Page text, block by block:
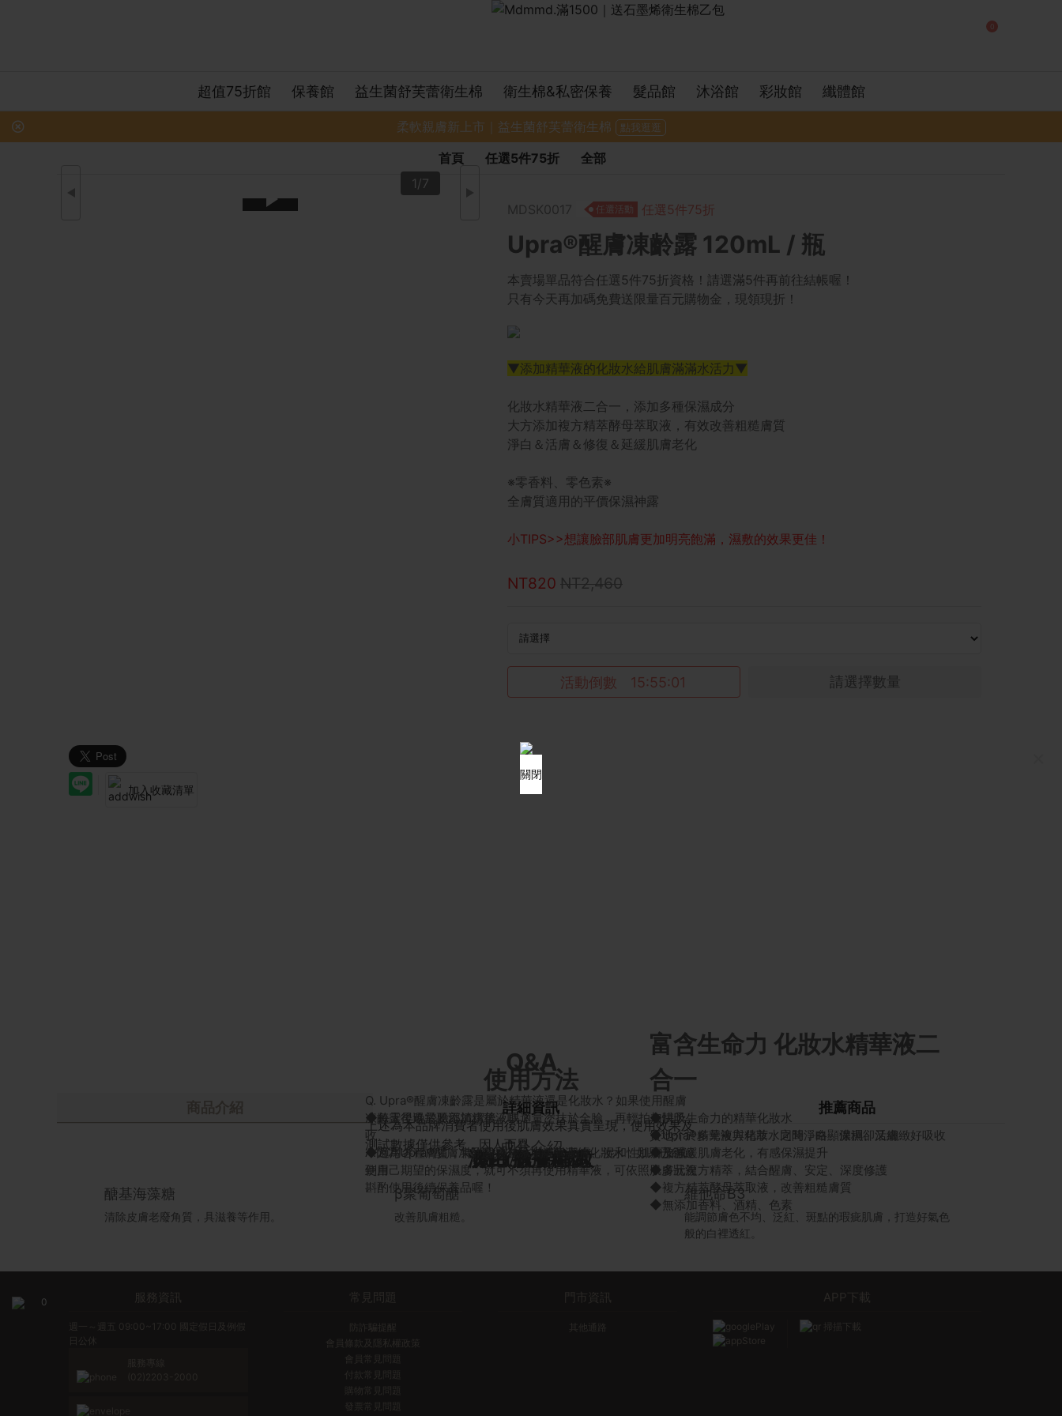
關閉
0
超值75折館 保養館 益生菌舒芙蕾衛生棉 衛生棉&私密保養 髮品館 沐浴館 彩妝館 纖體館
柔軟親膚新上市｜益生菌舒芙蕾衛生棉 點我逛逛
首頁 任選5件75折
全部
1/7
MDSK0017
任選活動 任選5件75折
Upra®醒膚凍齡露 120mL / 瓶
本賣場單品符合任選5件75折資格！請選滿5件再前往結帳喔！
只有今天再加碼免費送限量百元購物金，現領現折！
▼添加精華液的化妝水給肌膚滿滿水活力▼
化妝水精華液二合一，添加多種保濕成分
大方添加複方精萃酵母萃取液，有效改善粗糙膚質
淨白＆活膚＆修復＆延緩肌膚老化
※零香料、零色素※
全膚質適用的平價保濕神露
小TIPS>>想讓臉部肌膚更加明亮飽滿，濕敷的效果更佳！
NT820 NT2,460
活動倒數 15:55:01 請選擇數量
加入收藏清單
詳細資訊 推薦商品
富含生命力 化妝水精華液二
合一
◆賦予生命力的精華化妝水
◆Upra®多元複方精萃，同時淨白、保濕、活膚
◆及減緩肌膚老化，有感保濕提升
◆多元複方精萃，結合醒膚、安定、深度修護
◆複方精萃酵母萃取液，改善粗糙膚質
◆無添加香料、酒精、色素
質地介於精華液與化妝水之間，略顯濃稠卻又細緻好吸收
防止肌膚粗糙
嫩白/改善暗沉
淡化(撫平)細紋
上述為本品牌消費者使用後肌膚效果真實呈現，使用效果及
測試數據僅供參考，因人而異。
使用方法
◆每天早晚於臉部清潔後，取適量塗抹於全臉，再輕拍加快吸
收
◆適用各種膚質，特別推薦缺水的乾性肌膚、混和性肌膚加強
使用
Q&A
Q. Upra®醒膚凍齡露是屬於精華液還是化妝水？如果使用醒膚
凍齡露後還需要添加精華液嗎？
A.因為Upra®醒膚凍齡露是有添加精華液的化妝水，如果已經達
到自己期望的保濕度，就可不須再使用精華液，可依照肌膚狀況
斟酌使用後續保養品喔！
成分介紹
質，具滋養等作用。 改善肌膚粗糙。
能調節膚色不均、泛紅、斑點的瑕疵肌膚，打造好氣色
玻尿酸
擁有絕佳的保濕能力，上妝同時也能補充水分，使
服務資訊
週一～週五 09:00~17:00 國定假日及例假
常見問題
會員條款及隱私權政策
付款常見問題
發票常見問題
門市資訊
其他通路
APP下載
掃描下載
0